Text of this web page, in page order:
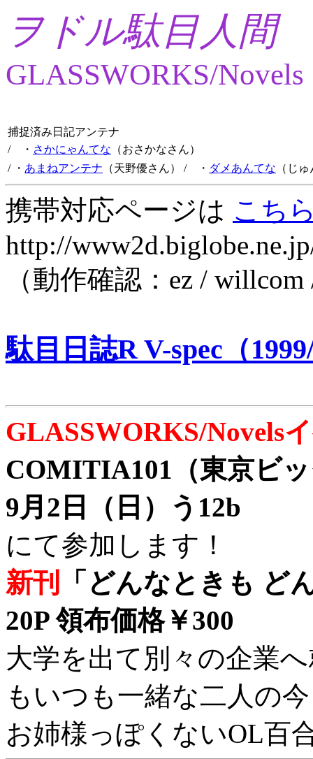
ヲドル駄目人間
GLASSWORKS/Novels
捕捉済み日記アンテナ
/ ・ さかにゃんてな （おさかなさん）
/ ・ あまねアンテナ （天野優さん） / ・ ダメあんてな （じ
携帯対応ページは こち
http://
（動作確認：ez /
駄目日誌R V-spec（
GLASSWORKS/Novels
COMITIA101（東京ビ
9月2日（日）う12b
にて参加します！
新刊
「どんなときも ど
20P 領布価格￥300
大学を出て別々の企業
もいつも一緒な二人の
お姉様っぽくないOL百